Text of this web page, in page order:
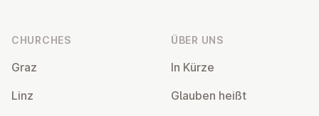
CHURCHES
Graz
Linz
ÜBER UNS
In Kürze
Glauben heißt